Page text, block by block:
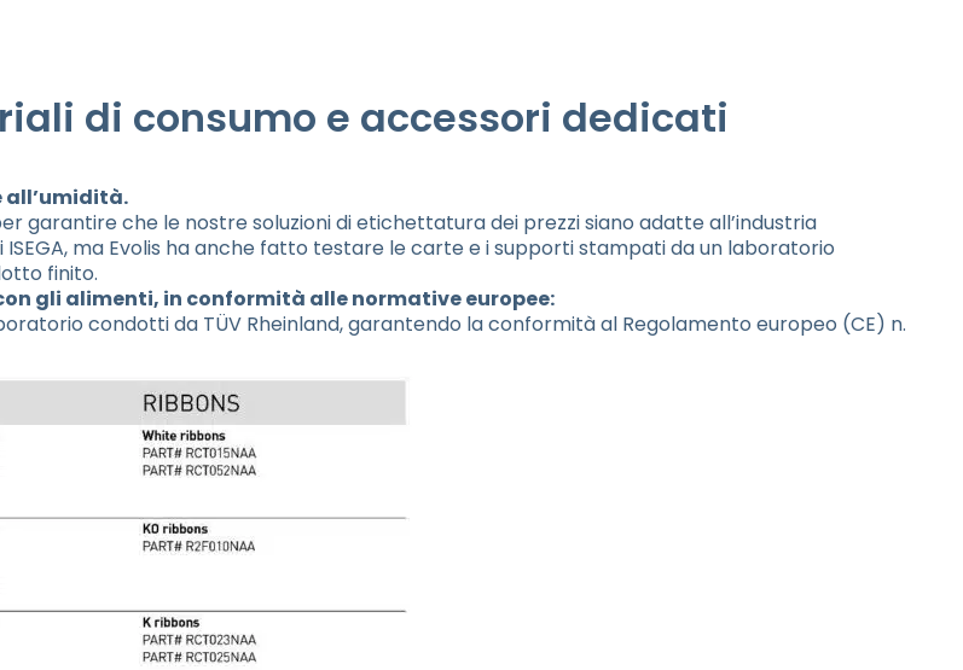
di consumo e accessori dedicati
all’umidità.
garantire che le nostre soluzioni di etichettatura dei prezzi siano adatte all’industria
ma Evolis ha anche fatto testare le carte e i supporti stampati da un laboratorio
finito.
gli alimenti, in conformità alle normative europee:
condotti da TÜV Rheinland, garantendo la conformità al Regolamento europeo (CE) n.